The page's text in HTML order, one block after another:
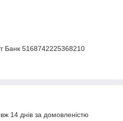
Банк 5168742225368210
14 днів за домовленістю